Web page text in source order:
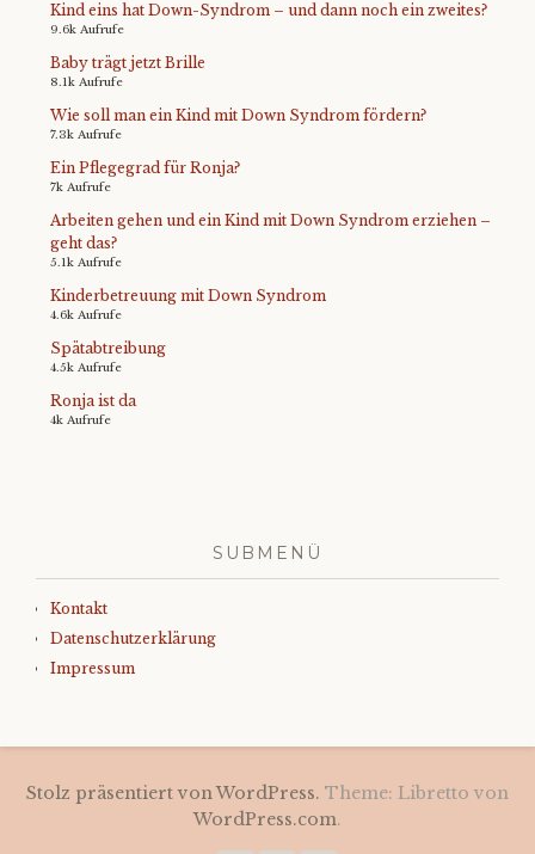
Kind eins hat Down-Syndrom – und dann noch ein zweites?
9.6k Aufrufe
Baby trägt jetzt Brille
8.1k Aufrufe
Wie soll man ein Kind mit Down Syndrom fördern?
7.3k Aufrufe
Ein Pflegegrad für Ronja?
7k Aufrufe
Arbeiten gehen und ein Kind mit Down Syndrom erziehen –
geht das?
5.1k Aufrufe
Kinderbetreuung mit Down Syndrom
4.6k Aufrufe
Spätabtreibung
4.5k Aufrufe
Ronja ist da
4k Aufrufe
SUBMENÜ
Kontakt
Datenschutzerklärung
Impressum
Stolz präsentiert von WordPress. Theme: Libretto von
WordPress.com.